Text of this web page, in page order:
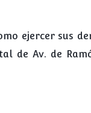
ejercer sus
de Av. de